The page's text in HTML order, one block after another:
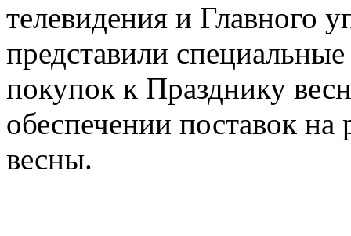
телевидения и Главного
представили
покупок к Празднику
обеспечении поставок
весны.